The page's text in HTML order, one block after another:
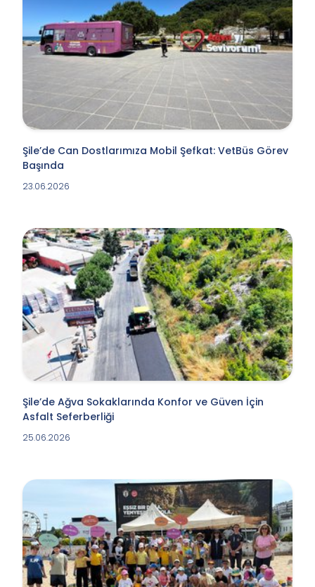
Şile’de Can Dostlarımıza Mobil Şefkat: VetBüs Görev
Başında
23.06.2026
Şile’de Ağva Sokaklarında Konfor ve Güven İçin
Asfalt Seferberliği
25.06.2026